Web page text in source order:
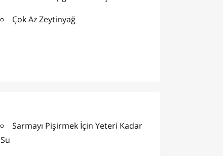
Çok Az Zeytinyağ
Sarmayı Pişirmek İçin Yeteri Kadar
Su